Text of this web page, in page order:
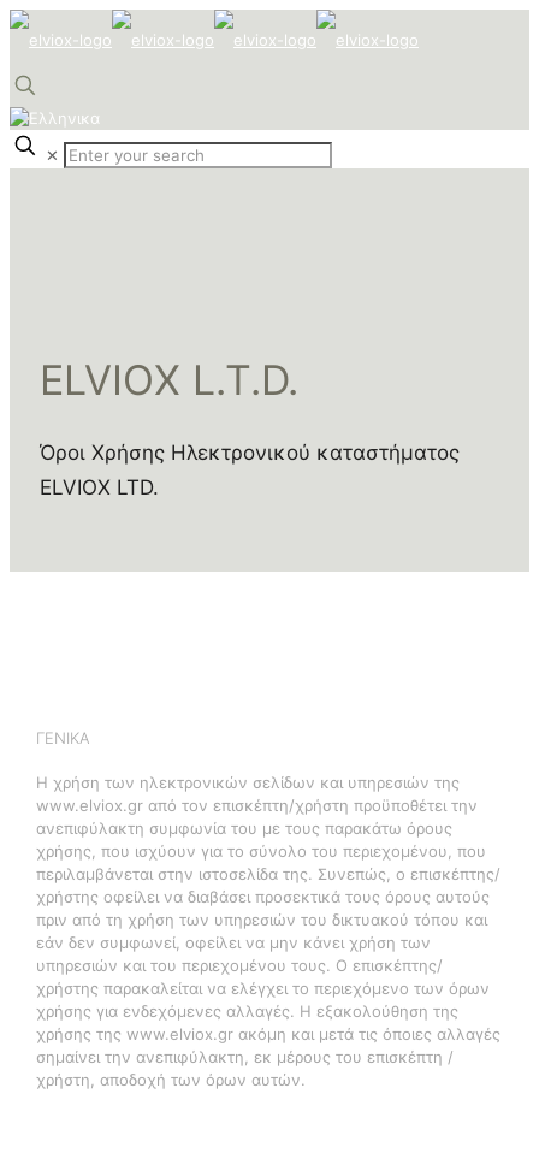
✕
ELVIOX L.T.D.
Όροι Χρήσης Ηλεκτρονικού καταστήματος
ELVIOX LTD.
ΓΕΝΙΚΑ
Η χρήση των ηλεκτρονικών σελίδων και υπηρεσιών της
www.elviox.gr από τον επισκέπτη/χρήστη προϋποθέτει την
ανεπιφύλακτη συμφωνία του με τους παρακάτω όρους
χρήσης, που ισχύουν για το σύνολο του περιεχομένου, που
περιλαμβάνεται στην ιστοσελίδα της. Συνεπώς, ο επισκέπτης/
χρήστης οφείλει να διαβάσει προσεκτικά τους όρους αυτούς
πριν από τη χρήση των υπηρεσιών του δικτυακού τόπου και
εάν δεν συμφωνεί, οφείλει να μην κάνει χρήση των
υπηρεσιών και του περιεχομένου τους. Ο επισκέπτης/
χρήστης παρακαλείται να ελέγχει το περιεχόμενο των όρων
χρήσης για ενδεχόμενες αλλαγές. Η εξακολούθηση της
χρήσης της www.elviox.gr ακόμη και μετά τις όποιες αλλαγές
σημαίνει την ανεπιφύλακτη, εκ μέρους του επισκέπτη /
χρήστη, αποδοχή των όρων αυτών.